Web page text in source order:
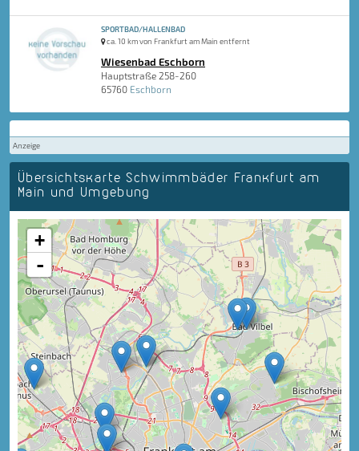
SPORTBAD/HALLENBAD
ca. 10 km von Frankfurt am Main entfernt
Wiesenbad Eschborn
Hauptstraße 258-260
65760 Eschborn
Anzeige
Übersichtskarte Schwimmbäder Frankfurt am
Main und Umgebung
+
-